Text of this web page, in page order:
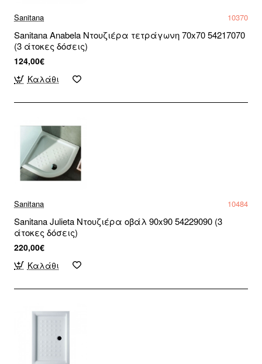
Sanitana 10370
Sanitana Anabela Ντουζιέρα τετράγωνη 70x70 54217070
(3 άτοκες δόσεις)
124,00€
Καλάθι
Sanitana 10484
Sanitana Julieta Ντουζιέρα οβάλ 90x90 54229090 (3
άτοκες δόσεις)
220,00€
Καλάθι